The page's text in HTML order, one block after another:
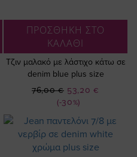
ΠΡΟΣΘΗΚΗ ΣΤΟ
ΚΑΛΑΘΙ
Τζιν μαλακό με λάστιχο κάτω σε
denim blue plus size
(-30%)
Ειδική
Τιμή
53,20 €
76,00 €